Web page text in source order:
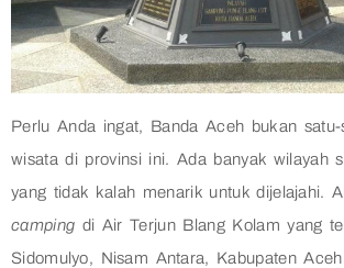
Perlu Anda ingat, Banda Aceh bukan satu-
wisata di provinsi ini. Ada banyak wilayah
yang tidak kalah menarik untuk dijelajahi.
camping di Air Terjun Blang Kolam yang
Sidomulyo, Nisam Antara, Kabupaten